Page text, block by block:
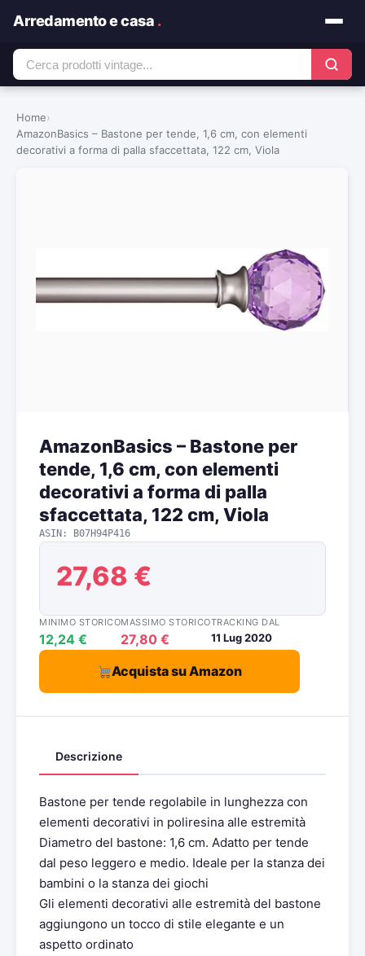
Arredamento e casa .
Home›
AmazonBasics – Bastone per tende, 1,6 cm, con elementi
decorativi a forma di palla sfaccettata, 122 cm, Viola
AmazonBasics – Bastone per
tende, 1,6 cm, con elementi
decorativi a forma di palla
sfaccettata, 122 cm, Viola
ASIN: B07H94P416
27,68 €
MINIMO STORICO
12,24 €
MASSIMO STORICO
27,80 €
TRACKING DAL
11 Lug 2020
Acquista su Amazon
Descrizione
Bastone per tende regolabile in lunghezza con
elementi decorativi in poliresina alle estremità
Diametro del bastone: 1,6 cm. Adatto per tende
dal peso leggero e medio. Ideale per la stanza dei
bambini o la stanza dei giochi
Gli elementi decorativi alle estremità del bastone
aggiungono un tocco di stile elegante e un
aspetto ordinato